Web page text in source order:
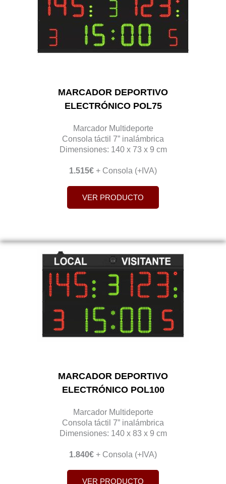
MARCADOR DEPORTIVO
ELECTRÓNICO POL75
Marcador Multideporte
Consola táctil 7” inalámbrica
Dimensiones: 140 x 73 x 9 cm
1.515€ + Consola (+IVA)
VER PRODUCTO
MARCADOR DEPORTIVO
ELECTRÓNICO POL100
Marcador Multideporte
Consola táctil 7” inalámbrica
Dimensiones: 140 x 83 x 9 cm
1.840€ + Consola (+IVA)
VER PRODUCTO